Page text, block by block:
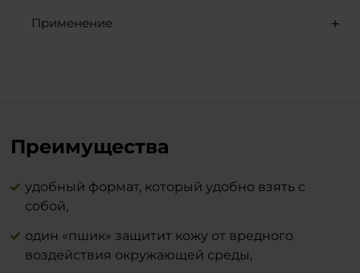
pentylene glycol, bisabolol, sodium
chinensis seed oil, persea gratissima oil,
seed oil, tocopherol, hamamelis virginiana
leaf extract, glycine, fructose, urea,
benzoate, potassium sorbate, parfum,
citronellol, limonene, linalool.
Применение
Тандем косметики BEAUTY и драже BTY
– инновация, которая перевернет ваше
понимание об идеальном домашнем
уходе.
Преимущества
удобный формат, который удобно взять с
собой,
один «пшик» защитит кожу от вредного
воздействия окружающей среды,